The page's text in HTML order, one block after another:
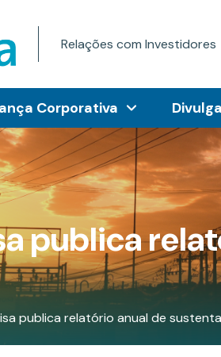
Relações com Investidores
Corporativa
publica
publica relatório anual de